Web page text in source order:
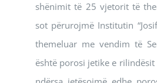
shënimit të 25 vjetorit të
sot përurojmë Institutin
themeluar me vendim të
është porosi jetike e rilindësit